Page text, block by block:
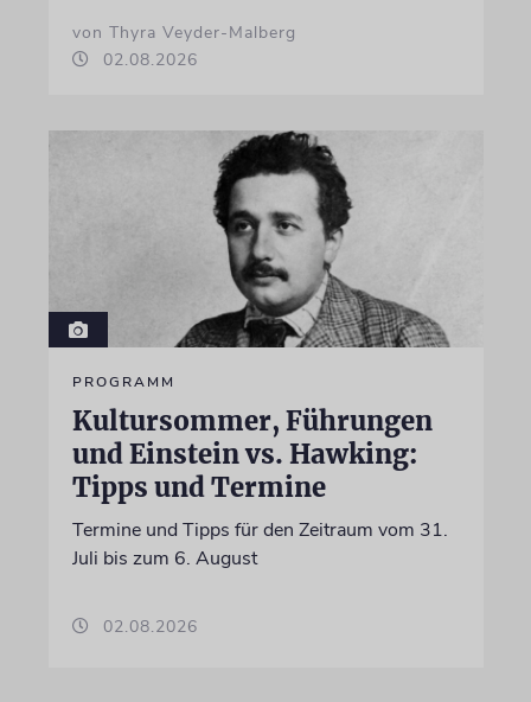
von Thyra Veyder-Malberg
02.08.2026
PROGRAMM
Kultursommer, Führungen
und Einstein vs. Hawking:
Tipps und Termine
Termine und Tipps für den Zeitraum vom 31.
Juli bis zum 6. August
02.08.2026